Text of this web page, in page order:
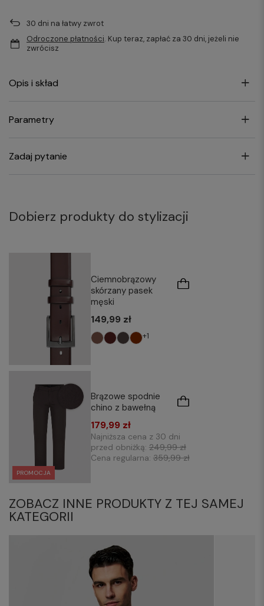
30 dni na łatwy zwrot
Odroczone płatności. Kup teraz, zapłać za 30 dni, jeżeli nie
zwrócisz
Opis i skład
Parametry
Zadaj pytanie
Dobierz produkty do stylizacji
Ciemnobrązowy
skórzany pasek
męski
149,99 zł
+1
PROMOCJA
Brązowe spodnie
chino z bawełną
179,99 zł
Najniższa cena z 30 dni
przed obniżką: 249,99 zł
Cena regularna: 359,99 zł
ZOBACZ INNE PRODUKTY Z TEJ SAMEJ
KATEGORII